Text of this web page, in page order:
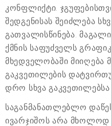
კონფლიქტი.
შედგენისას შეიძლება
გათვალისწინება.
ქმნის საფუძველს
მხედველობაში მიიღება
გაკვეთილების
დრო სხვა გაკვეთილებსა
საგანმანათლებლო
ივარჯიშოს არა მხოლოდ